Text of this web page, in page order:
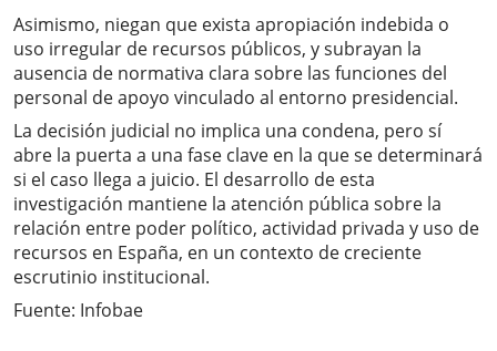
Asimismo, niegan que exista apropiación indebida o
uso irregular de recursos públicos, y subrayan la
ausencia de normativa clara sobre las funciones del
personal de apoyo vinculado al entorno presidencial.
La decisión judicial no implica una condena, pero sí
abre la puerta a una fase clave en la que se determinará
si el caso llega a juicio. El desarrollo de esta
investigación mantiene la atención pública sobre la
relación entre poder político, actividad privada y uso de
recursos en España, en un contexto de creciente
escrutinio institucional.
Fuente: Infobae